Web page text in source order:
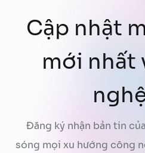
Cập nhật
mới nhất
Đăng ký nhận bản tin
sóng mọi xu hướng công